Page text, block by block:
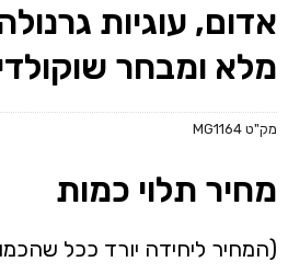
אדום, עוגיות
מלא ומבחר
מק"ט MG1164
מחיר תלוי כמות
(המחיר ליחידה יורד ככל